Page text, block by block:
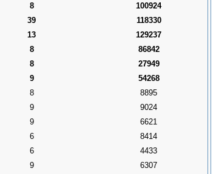
8
100924
39
118330
13
129237
8
86842
8
27949
9
54268
8
8895
9
9024
9
6621
6
8414
6
4433
9
6307